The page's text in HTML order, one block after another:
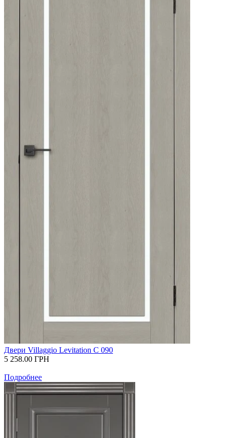
Двери Villaggio Levitation С 090
5 258.00 ГРН
Подробнее